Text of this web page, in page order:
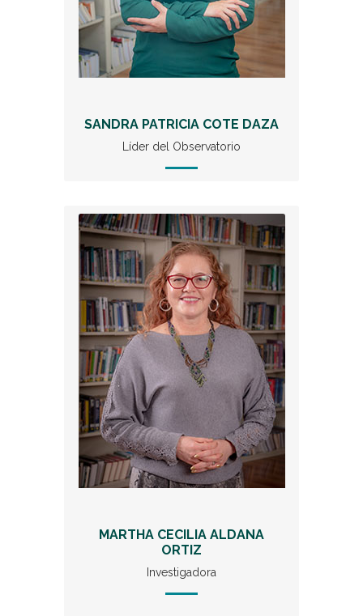
SANDRA PATRICIA COTE DAZA
Líder del Observatorio
MARTHA CECILIA ALDANA
ORTIZ
Investigadora